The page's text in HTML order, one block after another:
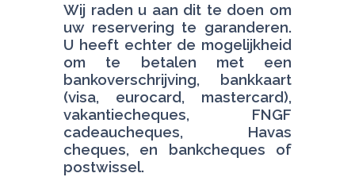
Wij raden u aan dit te doen om
uw reservering te garanderen.
U heeft echter de mogelijkheid
om te betalen met een
bankoverschrijving, bankkaart
(visa, eurocard, mastercard),
vakantiecheques, FNGF
cadeaucheques, Havas
cheques, en bankcheques of
postwissel.